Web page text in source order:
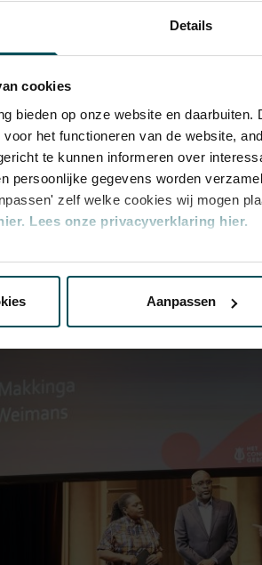
Details
cookies
bieden op onze website en
het functioneren van de website,
te kunnen informeren over
persoonlijke gegevens worden
zelf welke cookies wij mogen
Lees onze privacyverklaring hier.
website kunt u uw toestemming op
die uw gegevens kunnen ontvangen
Aanpassen